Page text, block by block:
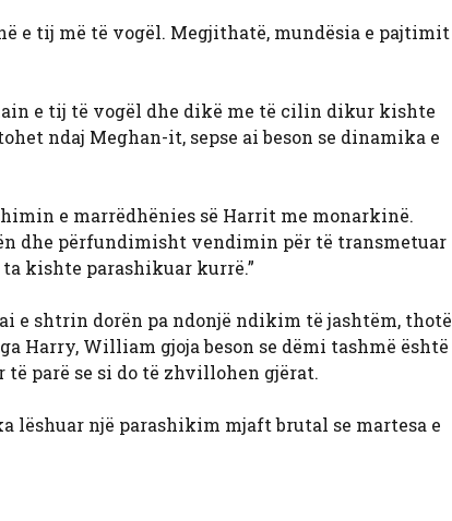
e tij më të vogël. Megjithatë, mundësia e pajtimit
e tij të vogël dhe dikë me të cilin dikur kishte
ndaj Meghan-it, sepse ai beson se dinamika e
e marrëdhënies së Harrit me monarkinë.
dhe përfundimisht vendimin për të transmetuar
kishte parashikuar kurrë.”
e shtrin dorën pa ndonjë ndikim të jashtëm, thotë
Harry, William gjoja beson se dëmi tashmë është
të parë se si do të zhvillohen gjërat.
lëshuar një parashikim mjaft brutal se martesa e